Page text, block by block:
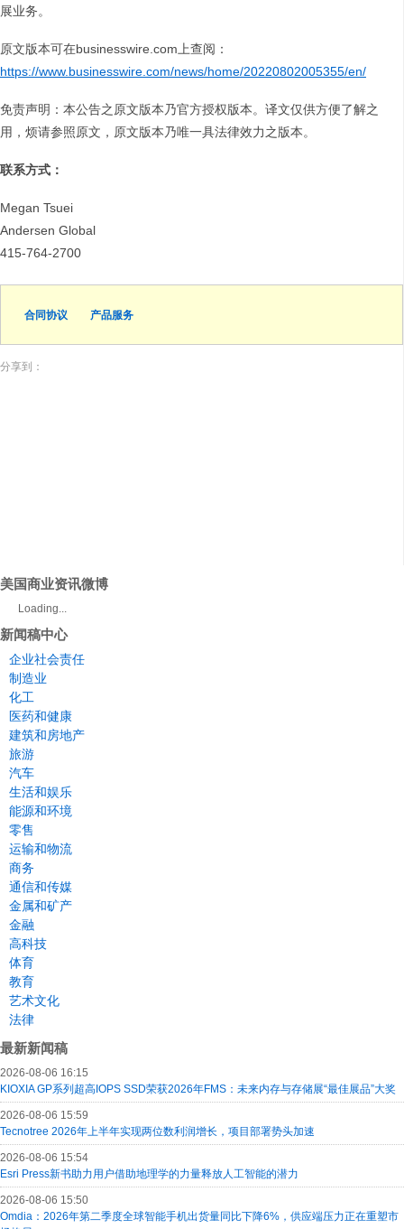
展业务。
原文版本可在businesswire.com上查阅：
https://www.businesswire.com/news/home/20220802005355/en/
免责声明：本公告之原文版本乃官方授权版本。译文仅供方便了解之
用，烦请参照原文，原文版本乃唯一具法律效力之版本。
联系方式：
Megan Tsuei
Andersen Global
415-764-2700
合同协议 产品服务
分享到：
美国商业资讯微博
Loading...
新闻稿中心
企业社会责任
制造业
化工
医药和健康
建筑和房地产
旅游
汽车
生活和娱乐
能源和环境
零售
运输和物流
商务
通信和传媒
金属和矿产
金融
高科技
体育
教育
艺术文化
法律
最新新闻稿
2026-08-06 16:15
KIOXIA GP系列超高IOPS SSD荣获2026年FMS：未来内存与存储展“最佳展品”大奖
2026-08-06 15:59
Tecnotree 2026年上半年实现两位数利润增长，项目部署势头加速
2026-08-06 15:54
Esri Press新书助力用户借助地理学的力量释放人工智能的潜力
2026-08-06 15:50
Omdia：2026年第二季度全球智能手机出货量同比下降6%，供应端压力正在重塑市